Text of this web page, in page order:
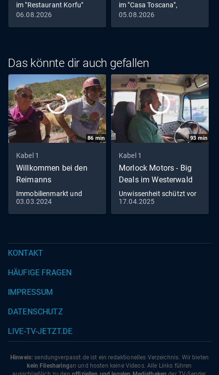
im "Restaurant Korfu"
06.08.2026
im "Casa Toscana",
Leverkusen
05.08.2026
Das könnte dir auch gefallen
86 min
Kabel 1
Willkommen bei den
Reimanns
Immobilienmarkt und
Romantik pur - Die
Reimanns erneuern ihr
03.03.2024
93 min
Kabel 1
Morlock Motors - Big
Deals im Westerwald
Unwissenheit schützt vor
Strafe nicht - Michaels
Begegnung mit der US-
17.04.2025
KONTAKT
HÄUFIGE FRAGEN
IMPRESSUM
DATENSCHUTZ
LIVE-TV-JETZT.DE
Hinweis: sendungverpasst.de ist ein redaktionelles Verzeichnis. Wir bieten
kein Filesharingan und hosten keine Videos. Alle Links führen